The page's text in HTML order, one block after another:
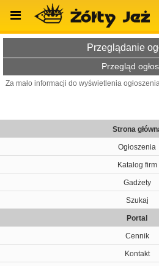
Przeglądanie
Przegląd
Za mało informacji do wyświetlenia
Strona
Ogłoszenia
Katalog firm
Gadżety
Szukaj
Portal
Cennik
Kontakt